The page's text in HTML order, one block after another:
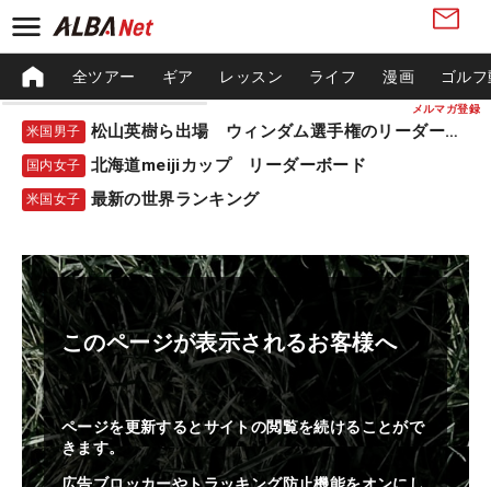
メルマガ登録
全ツアー ギア レッスン ライフ 漫画 ゴル
米国男子 松山英樹ら出場 ウィンダム選手権のリーダーボード
国内女子 北海道meijiカップ リーダーボード
米国女子 最新の世界ランキング
このページが表示されるお客様へ
ページを更新するとサイトの閲覧を続けることがで
きます。